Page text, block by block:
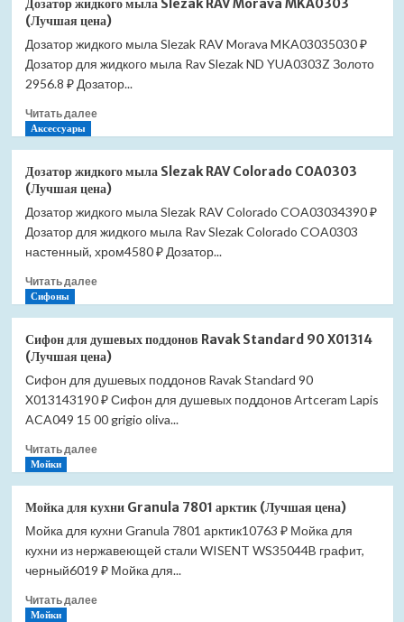
жидкого
мыла
Slezak
RAV
Morava
(Лучшая
Дозатор жидкого мыла Slezak RAV Morava MKA0303
(Лучшая цена)
Дозатор жидкого мыла Slezak RAV Morava MKA03035030 ₽
Дозатор для жидкого мыла Rav Slezak ND YUA0303Z Золото
2956.8 ₽ Дозатор...
Читать далееПрочитать
жидкого
мыла
Slezak
RAV
Morava
(Лучшая
Аксессуары
Дозатор жидкого мыла Slezak RAV Colorado COA0303
(Лучшая цена)
Дозатор жидкого мыла Slezak RAV Colorado COA03034390 ₽
Дозатор для жидкого мыла Rav Slezak Colorado COA0303
настенный, хром4580 ₽ Дозатор...
Читать далееПрочитать
жидкого
мыла
Slezak
RAV
Colorado
(Лучшая
Сифоны
Сифон для душевых поддонов Ravak Standard 90 X01314
(Лучшая цена)
Сифон для душевых поддонов Ravak Standard 90
X013143190 ₽ Сифон для душевых поддонов Artceram Lapis
ACA049 15 00 grigio oliva...
Читать далееПрочитать
для
душевых
поддонов
Ravak
90
Мойки
Мойка для кухни Granula 7801 арктик (Лучшая цена)
Мойка для кухни Granula 7801 арктик10763 ₽ Мойка для
кухни из нержавеющей стали WISENT WS35044B графит,
черный6019 ₽ Мойка для...
Читать далееПрочитать
Мойки